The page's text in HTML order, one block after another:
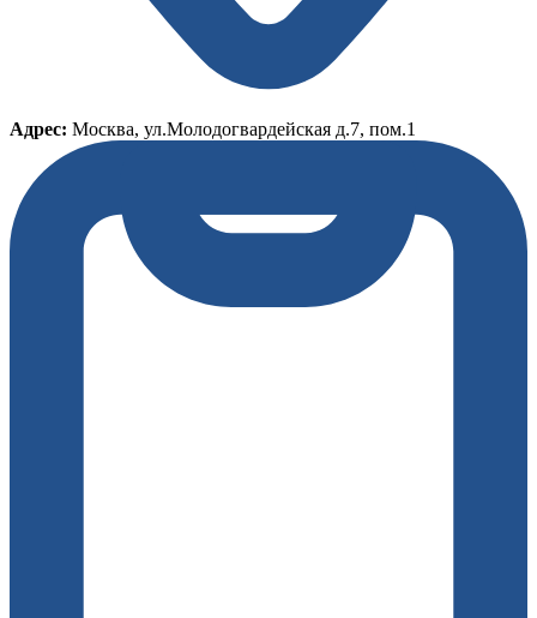
Адрес: Москва, ул.Молодогвардейская д.7, пом.1